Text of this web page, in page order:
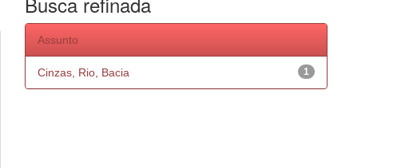
Assunto
1
Cinzas, Rio, Bacia